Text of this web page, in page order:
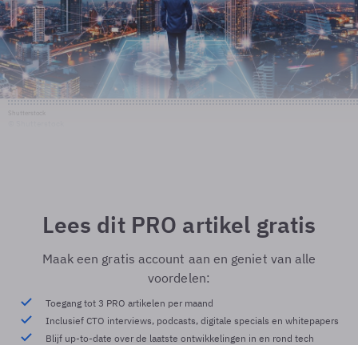
Lees dit PRO artikel gratis
Maak een gratis account aan en geniet van alle
voordelen:
Toegang tot 3 PRO artikelen per maand
Inclusief CTO interviews, podcasts, digitale specials en whitepapers
Blijf up-to-date over de laatste ontwikkelingen in en rond tech